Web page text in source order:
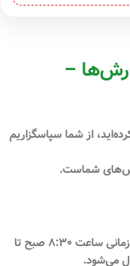
–
از شما سپاسگزاریم
شماست.
ساعت ۸:۳۰ صبح تا
می‌شود.